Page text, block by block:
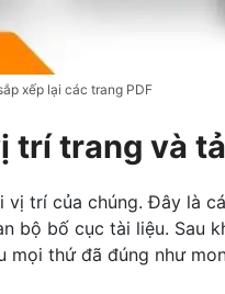
xếp lại các trang PDF
trí trang và
vị trí của chúng. Đây là
bộ bố cục tài liệu. Sau
thứ đã đúng như